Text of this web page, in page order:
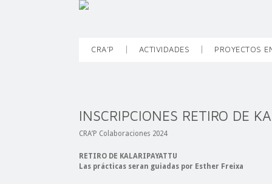
CRA’P ACTIVIDADES PROYECTOS
INSCRIPCIONES RETIRO DE
CRA’P Colaboraciones 2024
RETIRO DE KALARIPAYATTU
Las prácticas seran guiadas por Esther Freixa